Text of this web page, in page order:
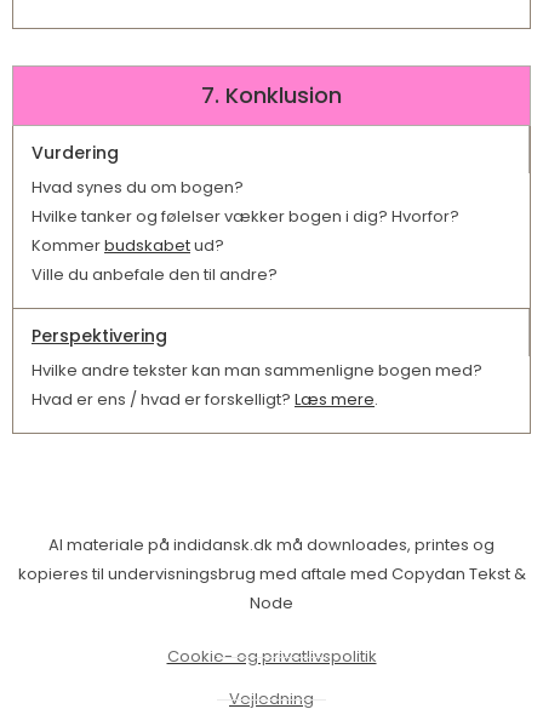
7. Konklusion
Vurdering
Hvad synes du om bogen?
Hvilke tanker og følelser vækker bogen i dig? Hvorfor?
Kommerbudskabetud?
Ville du anbefale den til andre?
Perspektivering
Hvilke andre tekster kan man sammenligne bogen med?
Hvad er ens / hvad er forskelligt? Læs mere.
Al materiale på indidansk.dk må downloades, printes og
kopieres til undervisningsbrug med aftale med Copydan Tekst &
Node
Cookie- og privatlivspolitik
Vejledning